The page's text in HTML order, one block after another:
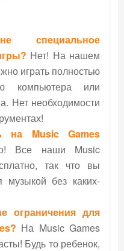
Нет! На нашем
играть полностью
компьютера или
Нет необходимости
на Music Games
Все наши Music
так что вы
музыкой без каких-
ограничения для
На Music Games
Будь то ребенок,